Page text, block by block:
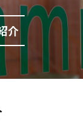
介